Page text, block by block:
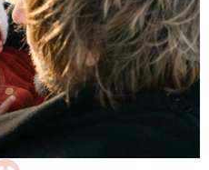
das Tragen vor der
Rücken, mit
Babykapuzen
bis hin zu
abhängig von Größe
kann oben offen